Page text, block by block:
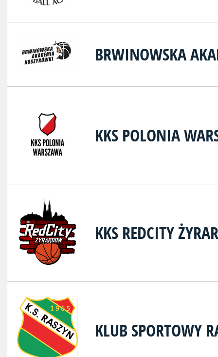
BRWINOWSKA
KKS POLONIA
KKS REDCITY
KLUB SPORTOWY